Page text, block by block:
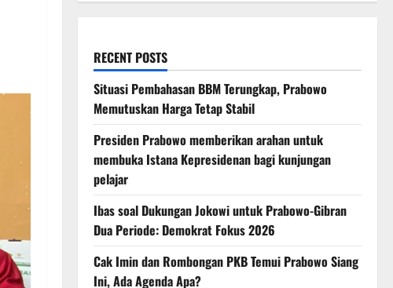
RECENT POSTS
Situasi Pembahasan BBM Terungkap, Prabowo
Memutuskan Harga Tetap Stabil
Presiden Prabowo memberikan arahan untuk
membuka Istana Kepresidenan bagi kunjungan
pelajar
Ibas soal Dukungan Jokowi untuk Prabowo-Gibran
Dua Periode: Demokrat Fokus 2026
Cak Imin dan Rombongan PKB Temui Prabowo Siang
Ini, Ada Agenda Apa?